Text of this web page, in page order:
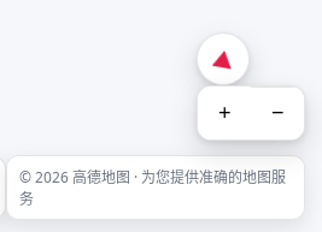
+ −
© 2026 高德地图 · 为您提供准确的地图服
务